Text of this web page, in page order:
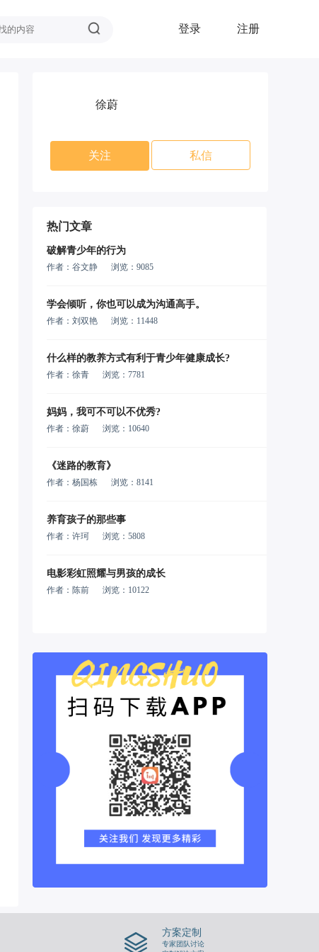
登录 注册
徐蔚
关注 私信
热门文章
破解青少年的行为
作者：谷文静 浏览：9085
学会倾听，你也可以成为沟通高手。
作者：刘双艳 浏览：11448
什么样的教养方式有利于青少年健康成长?
作者：徐青 浏览：7781
妈妈，我可不可以不优秀?
作者：徐蔚 浏览：10640
《迷路的教育》
作者：杨国栋 浏览：8141
养育孩子的那些事
作者：许珂 浏览：5808
电影彩虹照耀与男孩的成长
作者：陈前 浏览：10122
方案定制
专家团队讨论